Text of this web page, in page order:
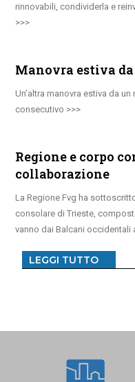
rinnovabili, condividerla e
Manovra estiva
Un’altra manovra estiva da
consecutivo
Regione e corpo
collaborazione
La Regione Fvg ha
consolare di Trieste,
vanno dai Balcani occidentali
LEGGI TUTTO